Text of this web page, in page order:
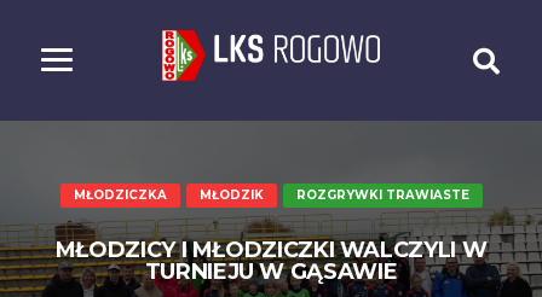
MŁODZICZKA MŁODZIK ROZGRYWKI TRAWIASTE
MŁODZICY I MŁODZICZKI WALCZYLI W
TURNIEJU W GĄSAWIE